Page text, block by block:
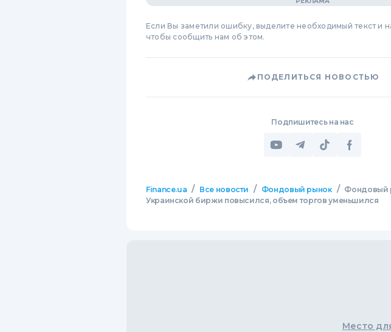
Если Вы заметили ошибку, выделите необходимый текст и
чтобы сообщить нам об этом.
ПОДЕЛИТЬСЯ НОВОСТЬЮ
Подпишитесь на нас
Finance.ua / Все новости / Фондовый рынок / Фондовый
Украинской биржи повысился, объем торгов уменьшился
Место